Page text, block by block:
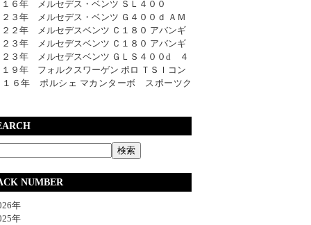
６年 メルセデス・ベンツ ＳＬ４００
３年 メルセデス・ベンツ Ｇ４００ｄ ＡＭ
２２年 メルセデスベンツ Ｃ１８０ アバンギ
２３年 メルセデスベンツ Ｃ１８０ アバンギ
２３年 メルセデスベンツ ＧＬＳ４００d ４
９年 フォルクスワーゲン ポロ ＴＳＩコン
１６年 ポルシェ マカンターボ スポーツク
NUMBER
年
年